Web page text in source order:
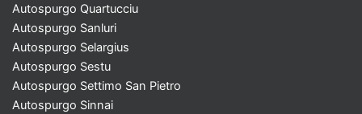
Autospurgo Quartucciu
Autospurgo Sanluri
Autospurgo Selargius
Autospurgo Sestu
Autospurgo Settimo San Pietro
Autospurgo Sinnai